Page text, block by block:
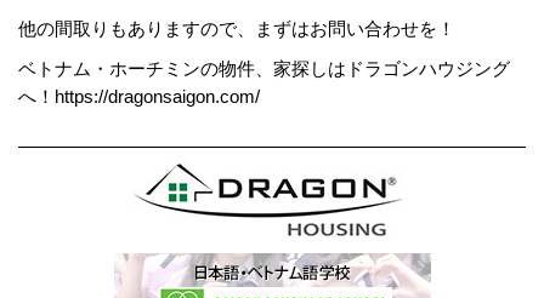
他の間取りもありますので、まずはお問い合わせを！
ベトナム・ホーチミンの物件、家探しはドラゴンハウジング
へ！https://dragonsaigon.com/